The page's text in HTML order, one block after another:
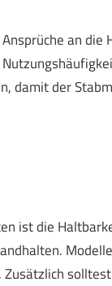
an
damit der
ist die